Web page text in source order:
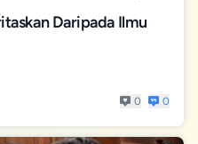
Daripada Ilmu
0 0